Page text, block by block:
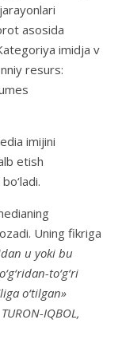
asosida
imidja v
resurs:
imijini
etish
Uning fikriga
u yoki bu
to‘g‘ri
o‘tilgan»
IQBOL,